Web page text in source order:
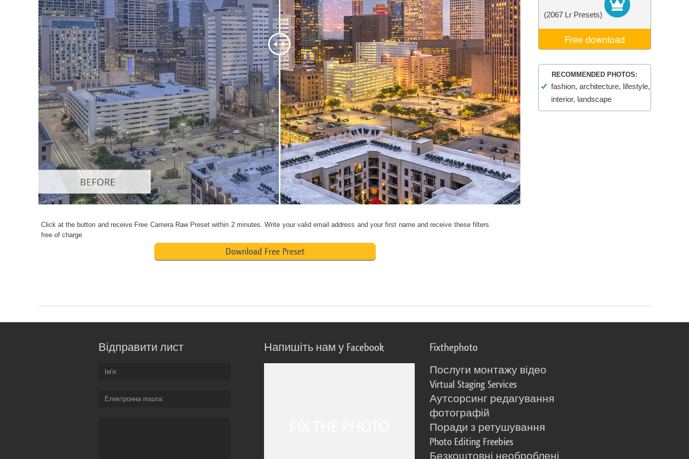
Сервіс ретуші товарів Редагування фото
ювелірних виробів
Дані для навчання ШІ Video Editing Services(2067 Lr Presets)
Free download
RECOMMENDED PHOTOS:
fashion, architecture, lifestyle,
interior, landscape
Click at the button and receive Free Camera Raw Preset within 2 minutes. Write your valid email address and your first name and receive these filters
free of charge.
Download Free Preset
Відправити лист
Ім'я
Електронна пошта
Напишіть нам у Facebook Fixthephoto
Послуги монтажу відео
Virtual Staging Services
Аутсорсинг редагування
фотографій
Поради з ретушування
Photo Editing Freebies
Безкоштовні необроблені